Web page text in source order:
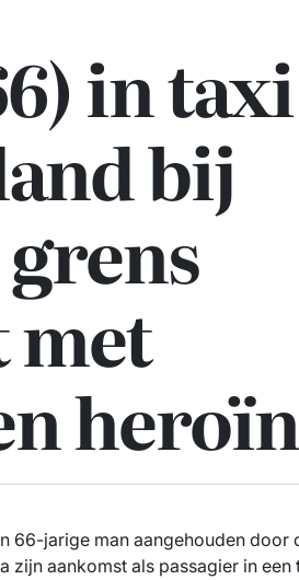
in
bij
met
66-jarige man aangehouden door
zijn aankomst als passagier in een